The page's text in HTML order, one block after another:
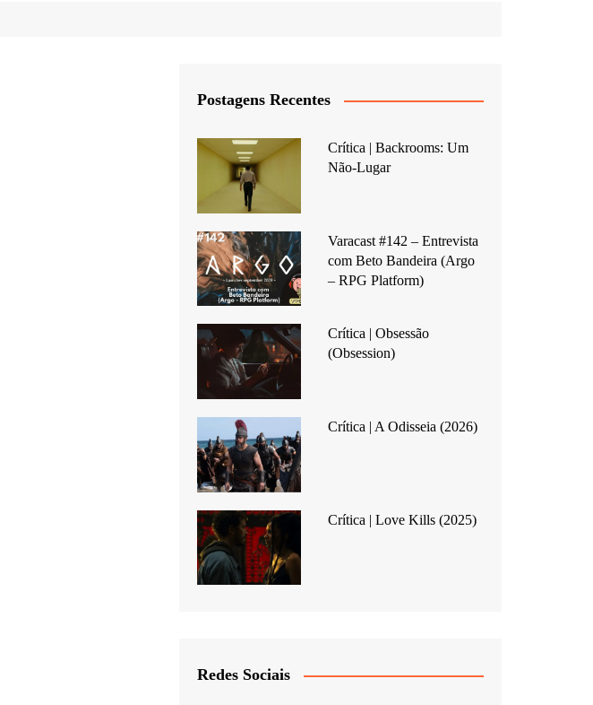
Postagens Recentes
Crítica | Backrooms: Um
Não-Lugar
Varacast #142 – Entrevista
com Beto Bandeira (Argo
– RPG Platform)
Crítica | Obsessão
(Obsession)
Crítica | A Odisseia (2026)
Crítica | Love Kills (2025)
Redes Sociais